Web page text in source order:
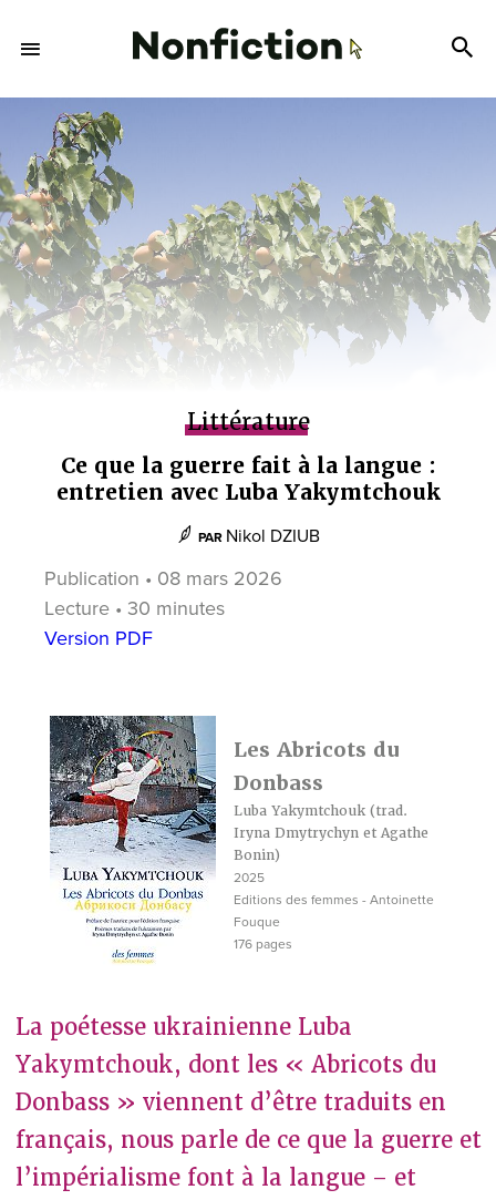
Littérature
Ce que la guerre fait à la langue :
entretien avec Luba Yakymtchouk
PAR Nikol DZIUB
Publication • 08 mars 2026
Lecture • 30 minutes
Version PDF
Les Abricots du
Donbass
Luba Yakymtchouk (trad.
Iryna Dmytrychyn et Agathe
Bonin)
2025
Editions des femmes - Antoinette
Fouque
176 pages
La poétesse ukrainienne Luba
Yakymtchouk, dont les « Abricots du
Donbass » viennent d’être traduits en
français, nous parle de ce que la guerre et
l’impérialisme font à la langue – et